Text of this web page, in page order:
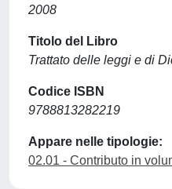
2008
Titolo del Libro
Trattato delle leggi e di
Codice ISBN
9788813282219
Appare nelle tipologie:
02.01 - Contributo in